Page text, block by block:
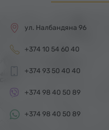
ул. Налбандяна 96
+374 10 54 60 40
+374 93 50 40 40
+374 98 40 50 89
+374 98 40 50 89